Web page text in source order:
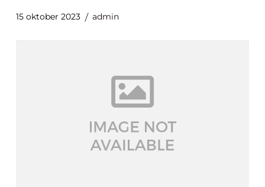
15 oktober 2023 admin